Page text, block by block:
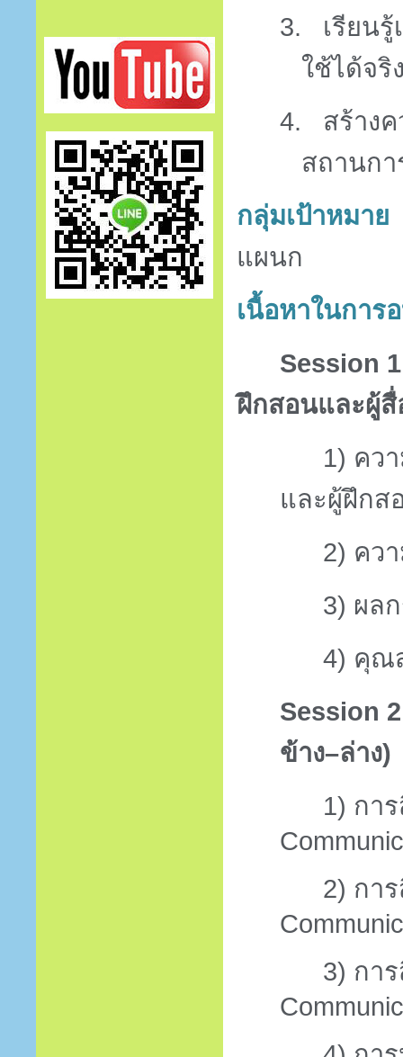
3.
เรียน
ใช้ได้จริ
4.
สร้าง
สถานก
กลุ่มเป้าหมาย
แผนก
เนื้อหาในการ
Session
ฝึกสอนและผู้สื่
1) คว
และผู้ฝึกส
2) คว
3) ผล
4) คุณ
Session
ข้าง–ล่าง)
1) กา
2) กา
3) กา